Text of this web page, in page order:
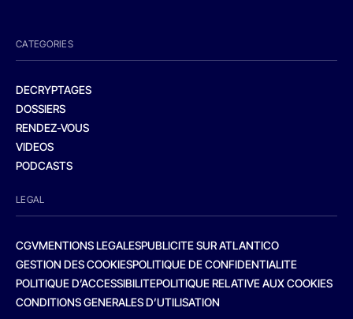
CATEGORIES
DECRYPTAGES
DOSSIERS
RENDEZ-VOUS
VIDEOS
PODCASTS
LEGAL
CGVMENTIONS LEGALESPUBLICITE SUR ATLANTICO
GESTION DES COOKIESPOLITIQUE DE CONFIDENTIALITE
POLITIQUE D’ACCESSIBILITEPOLITIQUE RELATIVE AUX COOKIES
CONDITIONS GENERALES D’UTILISATION